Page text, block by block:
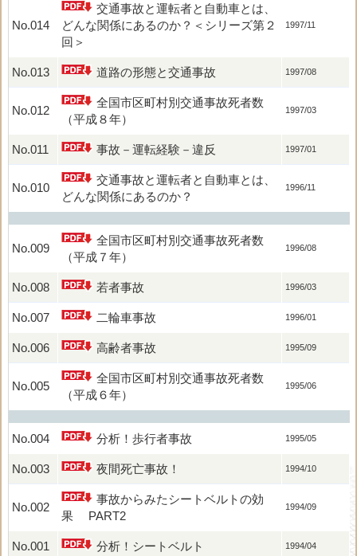
No.014
交通事故と運転者と自動車とは、
どんな関係にあるのか？＜シリーズ第２
回＞
1997/11
No.013 道路の形態と交通事故 1997/08
No.012
全国市区町村別交通事故死者数
（平成８年）
1997/03
No.011 事故－運転経験－違反 1997/01
No.010
交通事故と運転者と自動車とは、
どんな関係にあるのか？
1996/11
No.009
全国市区町村別交通事故死者数
（平成７年）
1996/08
No.008 若者事故 1996/03
No.007 二輪車事故 1996/01
No.006 高齢者事故 1995/09
No.005
全国市区町村別交通事故死者数
（平成６年）
1995/06
No.004 分析！歩行者事故 1995/05
No.003 夜間死亡事故！ 1994/10
No.002
事故からみたシートベルトの効
果 PART2
1994/09
No.001 分析！シートベルト 1994/04